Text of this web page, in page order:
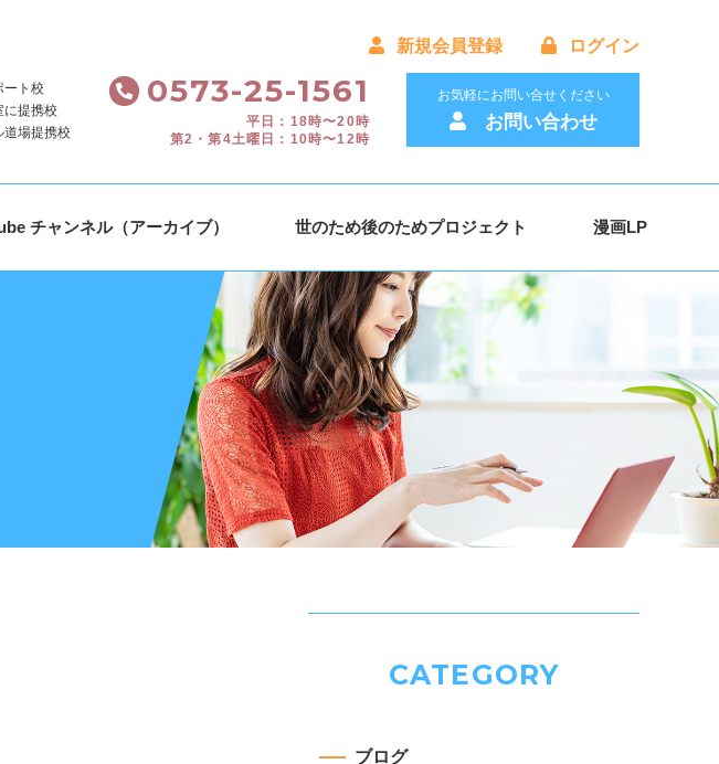
新規会員登録 ログイン
ート校
に提携校
道場提携校
0573-25-1561
平日：18時〜20時
第2・第4土曜日：10時〜12時
お気軽にお問い合せください
お問い合わせ
チャンネル（アーカイブ） 世のため後のためプロジェクト 漫画LP
CATEGORY
ブログ